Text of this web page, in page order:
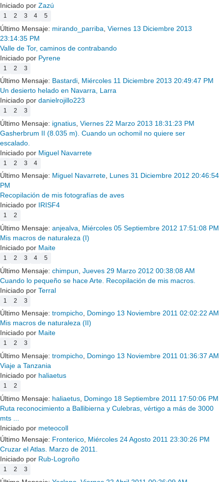
Iniciado por Zazú
1 2 3 4 5
Último Mensaje: mirando_parriba Viernes 13 Diciembre 2013
23:14:35 PM
Valle de Tor, caminos de contrabando
Iniciado por Pyrene
1 2 3
Último Mensaje: Bastardi Miércoles 11 Diciembre 2013 20:49:47 PM
Un desierto helado en Navarra, Larra
Iniciado por danielrojillo223
1 2 3
Último Mensaje: ignatius Viernes 22 Marzo 2013 18:31:23 PM
Gasherbrum II (8.035 m). Cuando un ochomil no quiere ser
escalado.
Iniciado por Miguel Navarrete
1 2 3 4
Último Mensaje: Miguel Navarrete, Lunes 31 Diciembre 2012 20:46:54
PM
Recopilación de mis fotografías de aves
Iniciado por IRISF4
1 2
Último Mensaje: anjealva
Miércoles 05 Septiembre 2012 17:51:08 PM
Mis macros de naturaleza (I)
Iniciado por Maite
1 2 3 4 5
Último Mensaje: chimpun Jueves 29 Marzo 2012 00:38:08 AM
Cuando lo pequeño se hace Arte. Recopilación de mis macros.
Iniciado por Terral
1 2 3
Último Mensaje: trompicho, Domingo 13 Noviembre 2011 02:02:22 AM
Mis macros de naturaleza (II)
Iniciado por Maite
1 2 3
Último Mensaje: trompicho Domingo 13 Noviembre 2011 01:36:37 AM
Viaje a Tanzania
Iniciado por haliaetus
1 2
Último Mensaje: haliaetus Domingo 18 Septiembre 2011 17:50:06 PM
Ruta reconocimiento a Ballibierna y Culebras, vértigo a más de 3000
mts ...
Iniciado por meteocoll
Último Mensaje: Fronterico Miércoles 24 Agosto 2011 23:30:26 PM
Cruzar el Atlas. Marzo de 2011.
Iniciado por Rub-Logroño
1 2 3